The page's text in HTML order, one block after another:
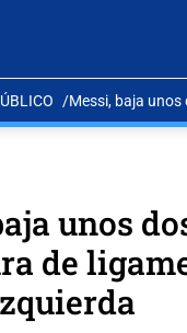
Messi, baja
unos
de